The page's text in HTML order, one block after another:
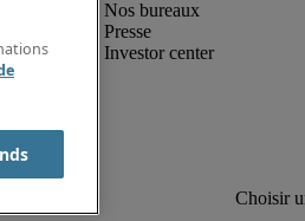
Nos bureaux
Presse
Investor center